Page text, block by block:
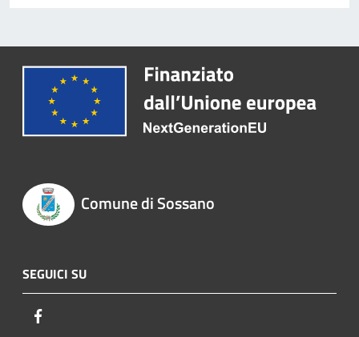
Comune di Sossano
SEGUICI SU